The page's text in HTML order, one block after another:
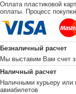
Оплата пластиковой
оплаты. Процесс
Безналичный расчет
Мы выставим Вам счет
Наличный расчет
Наличными курьеру или
авиабилетов